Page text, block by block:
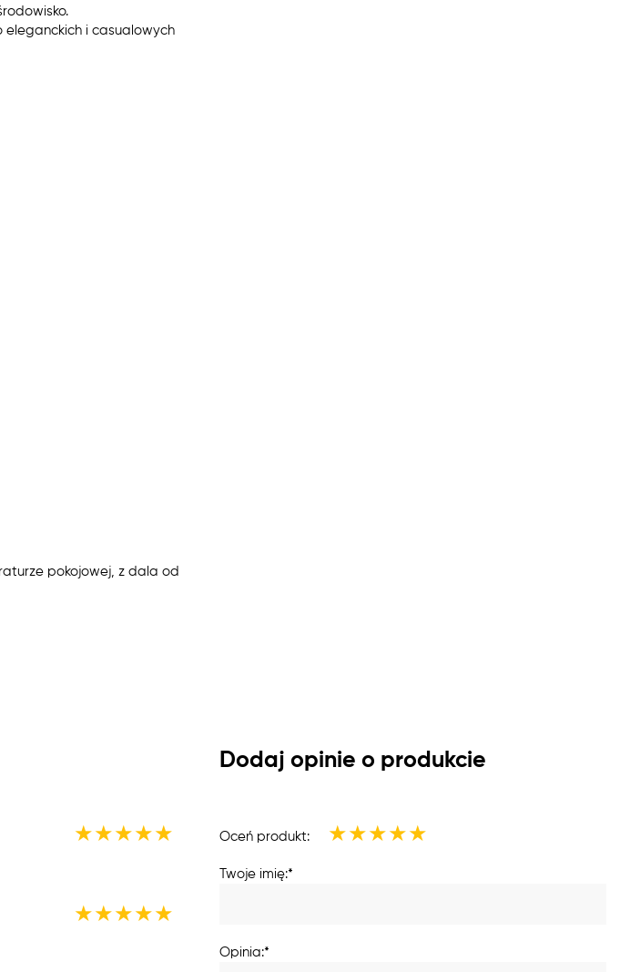
eleganckich i casualowych
pokojowej, z dala od
★★★★★
★★★★★
Dodaj opinie o produkcie
Oceń produkt: ★★★★★
Twoje imię:*
Opinia:*